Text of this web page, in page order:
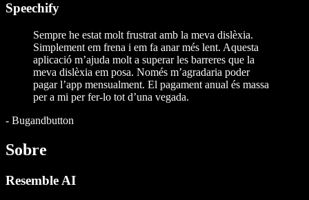
Speechify
Sempre he estat molt frustrat amb la meva dislèxia.
Simplement em frena i em fa anar més lent. Aquesta
aplicació m’ajuda molt a superar les barreres que la
meva dislèxia em posa. Només m’agradaria poder
pagar l’app mensualment. El pagament anual és massa
per a mi per fer-lo tot d’una vegada.
- Bugandbutton
Sobre
Resemble AI